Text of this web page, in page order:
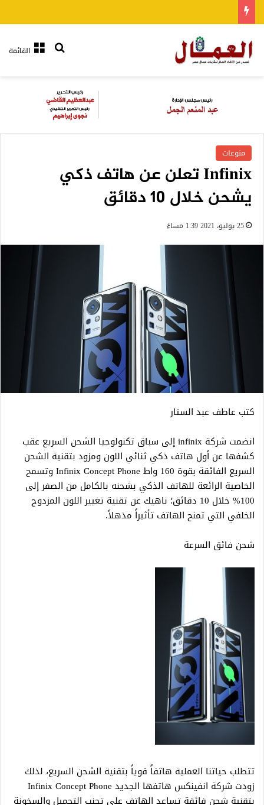
القائمةبحث عن
منوعات
Infinix تعلن عن هاتف ذكي
يشحن خلال 10 دقائق
25 يوليو، 2021 1:39 مساءً
كتب عاطف عبد الستار
انضمت شركة infinix إلى سباق تكنولوجيا الشحن السريع عقب
كشفها عن أول هاتف ذكي ثنائي اللون ومزود بتقنية الشحن
السريع الفائقة بقوة 160 واط Infinix Concept Phone وتسمح
الخاصية الرائعة للهاتف الذكي بشحنه بالكامل من الصفر إلى
100% خلال 10 دقائق؛ ناهيك عن تقنية تغيير اللون المزدوج
الخلفي التي تمنح الهاتف تأثيراً مذهلاً.
شحن فائق السرعة
تتطلب حياتنا العملية هاتفاً قوياً بتقنية الشحن السريع، لذلك
زودت شركة انفينكس هاتفها الجديد Infinix Concept Phone
بتقنية شحن فائقة تساعد الهاتف على تجنب التحميل والسخونة